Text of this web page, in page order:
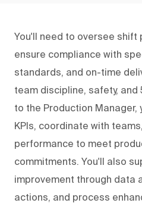
You'll need to oversee shift
ensure compliance with
standards, and on-time
team discipline, safety,
to the Production Manager,
KPIs, coordinate with
performance to meet
commitments. You'll also
improvement through data
actions, and process